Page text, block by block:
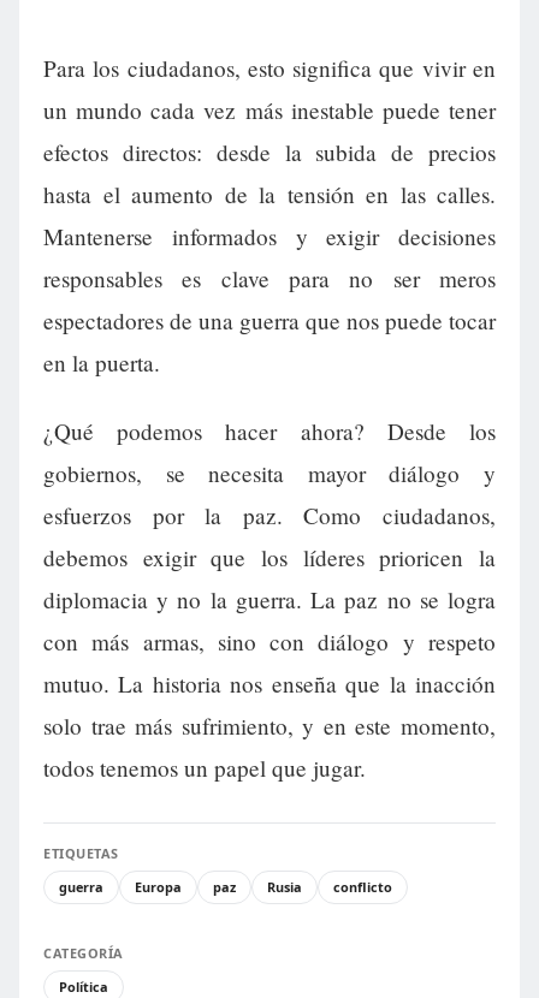
Para los ciudadanos, esto significa que vivir en
un mundo cada vez más inestable puede tener
efectos directos: desde la subida de precios
hasta el aumento de la tensión en las calles.
Mantenerse informados y exigir decisiones
responsables es clave para no ser meros
espectadores de una guerra que nos puede tocar
en la puerta.
¿Qué podemos hacer ahora? Desde los
gobiernos, se necesita mayor diálogo y
esfuerzos por la paz. Como ciudadanos,
debemos exigir que los líderes prioricen la
diplomacia y no la guerra. La paz no se logra
con más armas, sino con diálogo y respeto
mutuo. La historia nos enseña que la inacción
solo trae más sufrimiento, y en este momento,
todos tenemos un papel que jugar.
ETIQUETAS
guerra
Europa paz Rusia conflicto
CATEGORÍA
Política